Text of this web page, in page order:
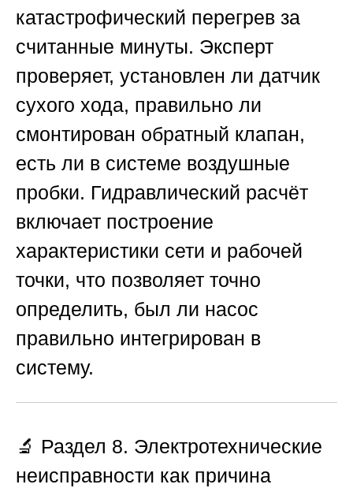
катастрофический перегрев за
считанные минуты. Эксперт
проверяет, установлен ли датчик
сухого хода, правильно ли
смонтирован обратный клапан,
есть ли в системе воздушные
пробки. Гидравлический расчёт
включает построение
характеристики сети и рабочей
точки, что позволяет точно
определить, был ли насос
правильно интегрирован в
систему.
🔬 Раздел 8. Электротехнические
неисправности как причина